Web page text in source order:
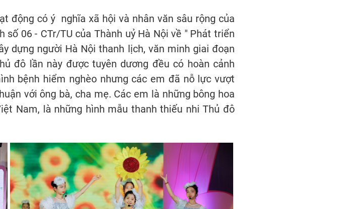
động có ý nghĩa xã hội và nhân văn sâu rộng của
06 - CTr/TU của Thành uỷ Hà Nội về " Phát triển
dựng người Hà Nội thanh lịch, văn minh giai đoạn
đô lần này được tuyên dương đều có hoàn cảnh
bệnh hiểm nghèo nhưng các em đã nỗ lực vượt
với ông bà, cha mẹ. Các em là những bông hoa
Nam, là những hình mẫu thanh thiếu nhi Thủ đô